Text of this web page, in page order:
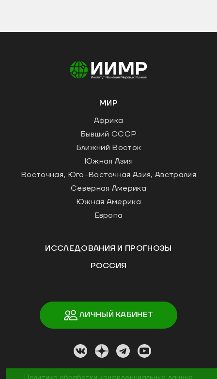
МИР
Африка
Бывший СССР
Ближний Восток
Южная Азия
Восточная, Юго-Восточная Азия, Австралия
Северная Америка
Южная Америка
Европа
ИССЛЕДОВАНИЯ И ПРОГНОЗЫ
РОССИЯ
ЛИЧНЫЙ КАБИНЕТ